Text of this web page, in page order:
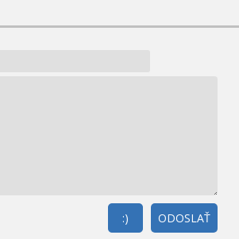
ODOSLAŤ
:)